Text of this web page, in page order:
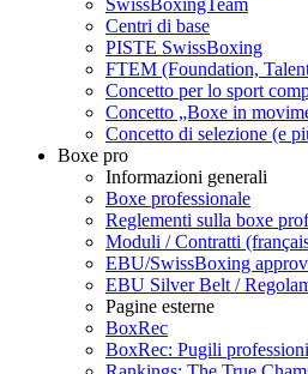
SwissBoxingTeam
Centri di base
PISTE SwissBoxing
FTEM (Foundation,
Concetto per lo sport
Concetto „Boxe in
Concetto di selezione (e
Boxe pro
Informazioni generali
Boxe professionale
Reglementi sulla boxe
Moduli / Contratti
EBU/SwissBoxing
EBU Silver Belt /
Pagine esterne
BoxRec
BoxRec: Pugili